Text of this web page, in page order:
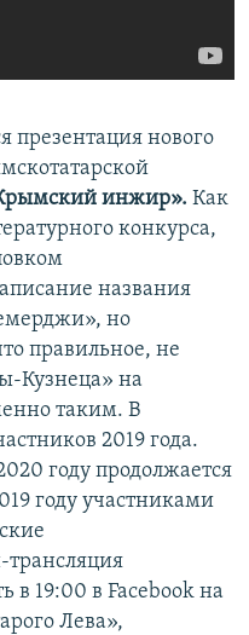
презентация нового
инжир». Как
конкурса,
названия
но
правильное, не
Кузнеца» на
таким. В
2019 года.
году продолжается
году участниками
в 19:00 в Facebook на
Лева»,